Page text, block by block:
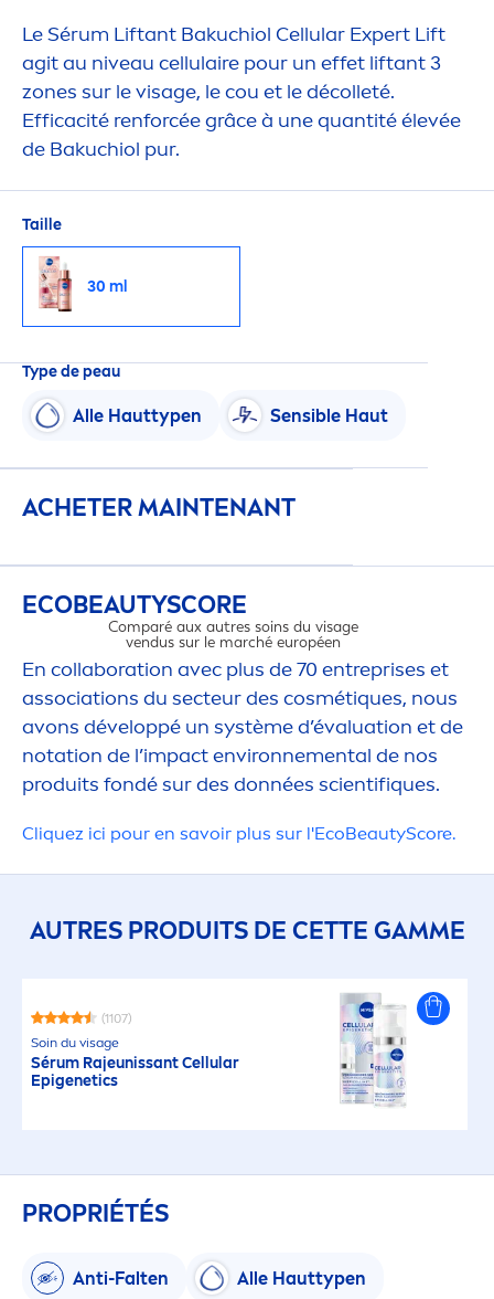
Le Sérum Liftant Bakuchiol Cellular Expert Lift
agit au niveau cellulaire pour un effet liftant 3
zones sur le visage, le cou et le décolleté.
Efficacité renforcée grâce à une quantité élevée
de Bakuchiol pur.
Taille
30 ml
Type de peau
Alle Hauttypen Sensible Haut
ACHETER MAINTENANT
ECOBEAUTYSCORE
IMPACT
Comparé aux autres soins du visage
vendus sur le marché européen
En collaboration avec plus de 70 entreprises et
associations du secteur des cosmétiques, nous
avons développé un système d’évaluation et de
notation de l’impact environnemental de nos
produits fondé sur des données scientifiques.​
Cliquez ici pour en savoir plus sur l'EcoBeautyScore.
AUTRES PRODUITS DE CETTE GAMME
(1107)
Soin du visage
Sérum RajeunissantCellular
Epigenetics
PROPRIÉTÉS
Anti-Falten Alle Hauttypen